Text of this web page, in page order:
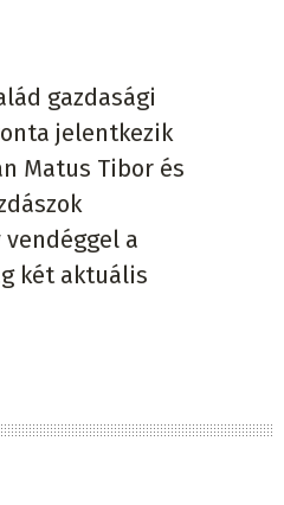
gazdasági
jelentkezik
Matus Tibor és
a
két aktuális